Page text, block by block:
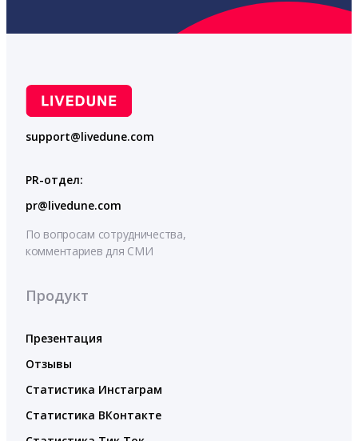
support@livedune.com
PR-отдел:
pr@livedune.com
По вопросам сотрудничества,
комментариев для СМИ
Продукт
Презентация
Отзывы
Статистика Инстаграм
Статистика ВКонтакте